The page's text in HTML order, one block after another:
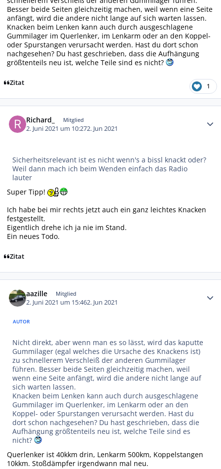
Besser beide Seiten gleichzeitig machen, weil wenn eine Seite
anfängt, wird die andere nicht lange auf sich warten lassen.
Knacken beim Lenken kann auch durch ausgeschlagene
Gummilager im Querlenker, im Lenkarm oder an den Koppel-
oder Spurstangen verursacht werden. Hast du dort schon
nachgesehen? Du hast geschrieben, dass die Aufhängung
größtenteils neu ist, welche Teile sind es nicht?
Zitat 1
Richard_ Mitglied
2. Juni 2021 um 10:272. Jun 2021
Sicherheitsrelevant ist es nicht wenn's a bissl knackt oder?
Weil dann mach ich beim Wenden einfach das Radio
lauter
Super Tipp!
Ich habe bei mir rechts jetzt auch ein ganz leichtes Knacken
festgestellt.
Eigentlich drehe ich ja nie im Stand.
Ein neues Todo.
Zitat
aazille Mitglied
2. Juni 2021 um 15:462. Jun 2021
AUTOR
Nicht direkt, aber wenn man es so lässt, wird das kaputte
Gummilager (egal welches die Ursache des Knackens ist)
zu schnellerem Verschleiß der anderen Gummilager
führen. Besser beide Seiten gleichzeitig machen, weil
wenn eine Seite anfängt, wird die andere nicht lange auf
sich warten lassen.
Knacken beim Lenken kann auch durch ausgeschlagene
Gummilager im Querlenker, im Lenkarm oder an den
Koppel- oder Spurstangen verursacht werden. Hast du
dort schon nachgesehen? Du hast geschrieben, dass die
Aufhängung größtenteils neu ist, welche Teile sind es
nicht?
Querlenker ist 40kkm drin, Lenkarm 500km, Koppelstangen
10kkm. Stoßdämpfer irgendwann mal neu.